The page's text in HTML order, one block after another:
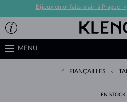
Bijoux en or faits main à Prague ->
MENU
FIANÇAILLES
EN STOCK